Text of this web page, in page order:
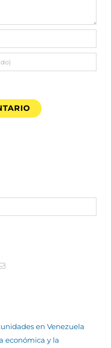
en Venezuela
económica y la